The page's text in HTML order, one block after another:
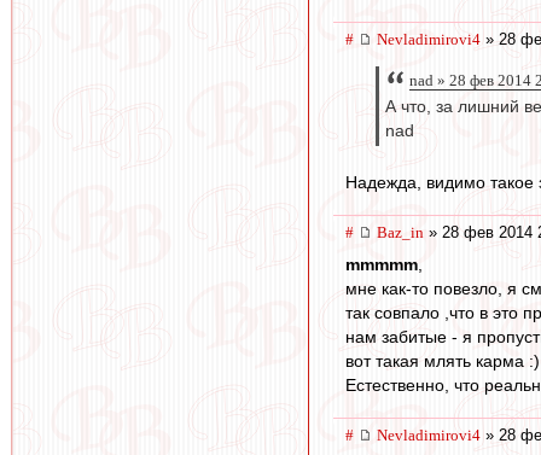
# Nevladimirovi4 » 28
nad » 28 фев 2014
А что, за лишний
nad
Надежда, видимо такое
# Baz_in » 28 фев 2014
mmmmm
мне как-то повезло, я
так совпало ,что в это
нам забитые - я
вот такая млять карма :)
Естественно, что
# Nevladimirovi4 » 28